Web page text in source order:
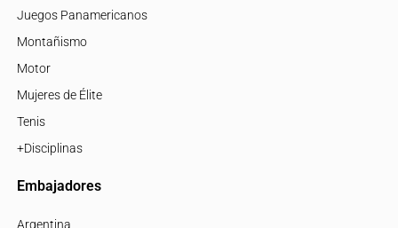
Juegos Panamericanos
Montañismo
Motor
Mujeres de Élite
Tenis
+Disciplinas
Embajadores
Argentina